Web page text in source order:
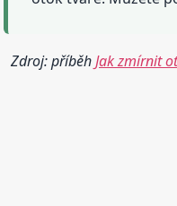
Zdroj: příběhJak zmírnit